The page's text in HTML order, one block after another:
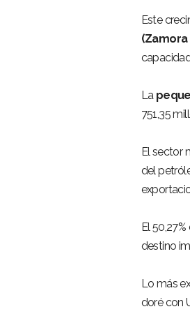
Este
(Zamora
La
751,35
El sector
del
El 50,27%
destino
Lo más
doré con